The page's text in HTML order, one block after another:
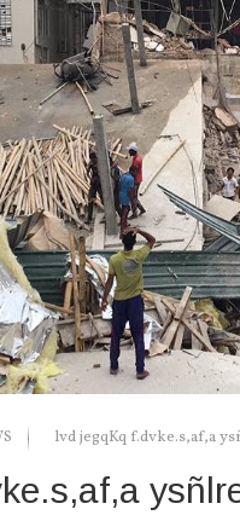
lvd jegqKq f.dvke.s,af,a